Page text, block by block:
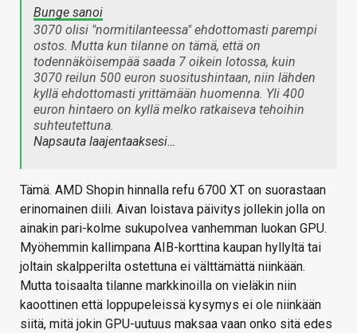
Bunge sanoi
3070 olisi "normitilanteessa" ehdottomasti parempi
ostos. Mutta kun tilanne on tämä, että on
todennäköisempää saada 7 oikein lotossa, kuin
3070 reilun 500 euron suositushintaan, niin lähden
kyllä ehdottomasti yrittämään huomenna. Yli 400
euron hintaero on kyllä melko ratkaiseva tehoihin
suhteutettuna.
Napsauta laajentaaksesi…
Tämä. AMD Shopin hinnalla refu 6700 XT on suorastaan
erinomainen diili. Aivan loistava päivitys jollekin jolla on
ainakin pari-kolme sukupolvea vanhemman luokan GPU.
Myöhemmin kallimpana AIB-korttina kaupan hyllyltä tai
joltain skalpperilta ostettuna ei välttämättä niinkään.
Mutta toisaalta tilanne markkinoilla on vieläkin niin
kaoottinen että loppupeleissä kysymys ei ole niinkään
siitä, mitä jokin GPU-uutuus maksaa vaan onko sitä edes